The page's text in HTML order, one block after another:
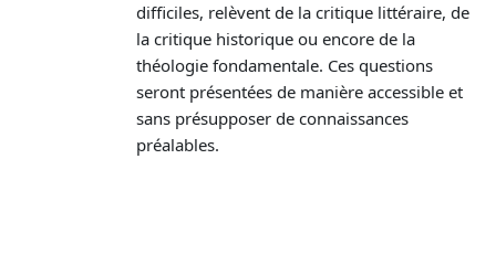
difficiles, relèvent de la critique littéraire, de
la critique historique ou encore de la
théologie fondamentale. Ces questions
seront présentées de manière accessible et
sans présupposer de connaissances
préalables.